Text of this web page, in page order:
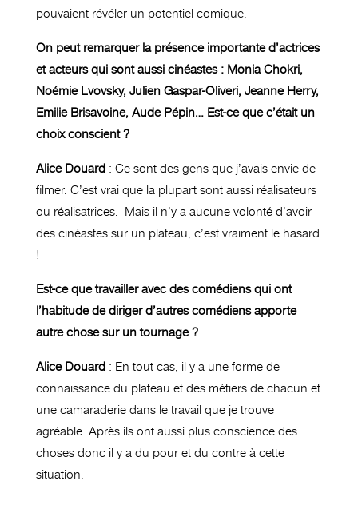
pouvaient révéler un potentiel comique.
On peut remarquer la présence importante d’actrices
et acteurs qui sont aussi cinéastes : Monia Chokri,
Noémie Lvovsky, Julien Gaspar-Oliveri, Jeanne Herry,
Emilie Brisavoine, Aude Pépin… Est-ce que c’était un
choix conscient ?
Alice Douard: Ce sont des gens que j’avais envie de
filmer. C’est vrai que la plupart sont aussi réalisateurs
ou réalisatrices. Mais il n’y a aucune volonté d’avoir
des cinéastes sur un plateau, c’est vraiment le hasard
!
Est-ce que travailler avec des comédiens qui ont
l’habitude de diriger d’autres comédiens apporte
autre chose sur un tournage ?
Alice Douard: En tout cas, il y a une forme de
connaissance du plateau et des métiers de chacun et
une camaraderie dans le travail que je trouve
agréable. Après ils ont aussi plus conscience des
choses donc il y a du pour et du contre à cette
situation.